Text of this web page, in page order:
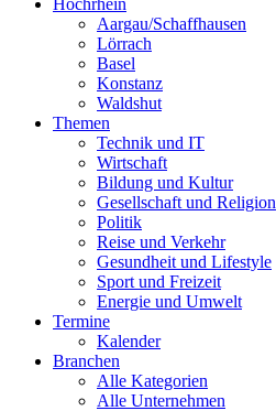
Hochrhein
Aargau/Schaffhausen
Lörrach
Basel
Konstanz
Waldshut
Themen
Technik und IT
Wirtschaft
Bildung und Kultur
Gesellschaft und Religion
Politik
Reise und Verkehr
Gesundheit und Lifestyle
Sport und Freizeit
Energie und Umwelt
Termine
Kalender
Branchen
Alle Kategorien
Alle Unternehmen